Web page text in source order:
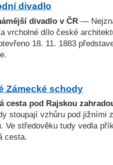
divadlo
divadlo v ČR —
vrcholné dílo české
18. 11. 1883
Zámecké schody
cesta pod Rajskou
stoupají vzhůru pod jižními
Ve středověku tudy vedla
cesta.